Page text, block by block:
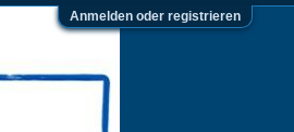
Anmelden oder registrieren